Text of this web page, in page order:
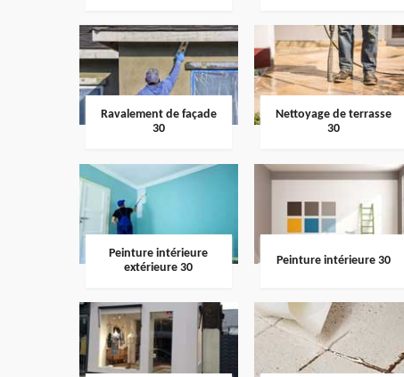
Ravalement de façade
30
Nettoyage de terrasse
30
Peinture intérieure
extérieure 30
Peinture intérieure 30